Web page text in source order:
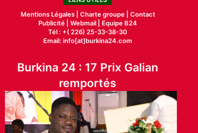
Mentions Légales | Charte groupe | Contact
Publicité |Webmail |
Equipe B24
Tél : +( 226) 25-33-38-30
Email: info[at]burkina24.com
Burkina 24 : 17 Prix Galian
remportés